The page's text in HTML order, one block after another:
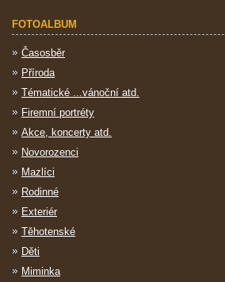
FOTOALBUM
Časosběr
Příroda
Tématické ...vánoční atd.
Firemní portréty
Akce, koncerty atd.
Novorozenci
Mazlíci
Rodinné
Exteriér
Těhotenské
Děti
Miminka